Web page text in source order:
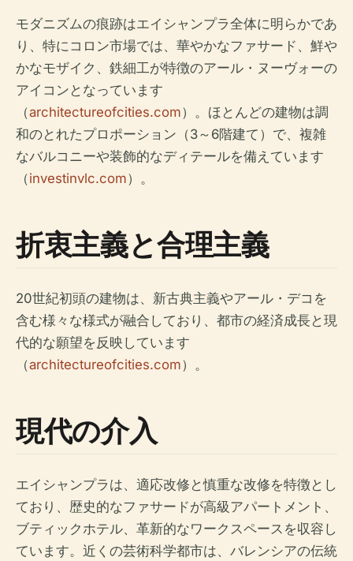
モダニズムの痕跡はエイシャンプラ全体に明らかであ
り、特にコロン市場では、華やかなファサード、鮮や
かなモザイク、鉄細工が特徴のアール・ヌーヴォーの
アイコンとなっています
（architectureofcities.com）。ほとんどの建物は調
和のとれたプロポーション（3～6階建て）で、複雑
なバルコニーや装飾的なディテールを備えています
（investinvlc.com）。
折衷主義と合理主義
20世紀初頭の建物は、新古典主義やアール・デコを
含む様々な様式が融合しており、都市の経済成長と現
代的な願望を反映しています
（architectureofcities.com）。
現代の介入
エイシャンプラは、適応改修と慎重な改修を特徴とし
ており、歴史的なファサードが高級アパートメント、
ブティックホテル、革新的なワークスペースを収容し
ています。近くの芸術科学都市は、バレンシアの伝統